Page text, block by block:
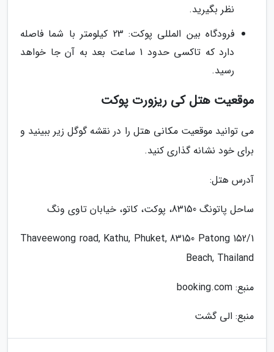
نظر بگیرید.
فرودگاه بین المللی پوکت: 23 کیلومتر با شما فاصله
دارد که تاکسی حدود 1 ساعت بعد به آن جا خواهد
رسید.
موقعیت هتل کی ریزورت پوکت
می توانید موقعیت مکانی هتل را در نقشه گوگل زیر ببینید و
برای خود نشانه گذاری کنید.
آدرس هتل:
ساحل پاتونگ 83150، پوکت، کاتو، خیابان تاوی ونگ
152/1 Thaveewong road, Kathu, Phuket, 83150 Patong
Beach, Thailand
منبع: booking.com
منبع: الی گشت